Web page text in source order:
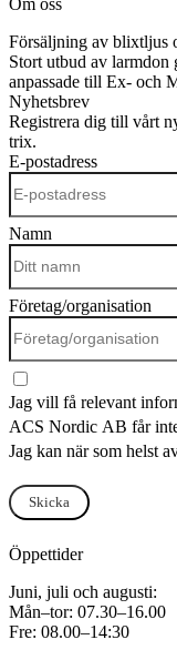
Försäljning av blixtljus
Stort utbud av larmdon
anpassade till Ex- och
Nyhetsbrev
Registrera dig till vårt
trix.
E-postadress
Namn
Företag/organisation
Jag vill få relevant
ACS Nordic AB får
Jag kan när som helst
Skicka
Öppettider
Juni, juli och augusti:
Mån–tor: 07.30–16.00
Fre: 08.00–14:30